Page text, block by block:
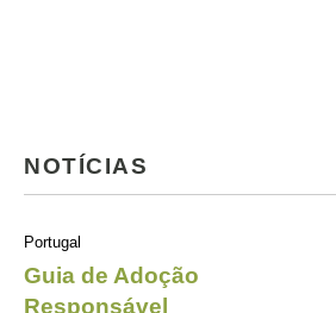
NOTÍCIAS
Portugal
Guia de Adoção
Responsável